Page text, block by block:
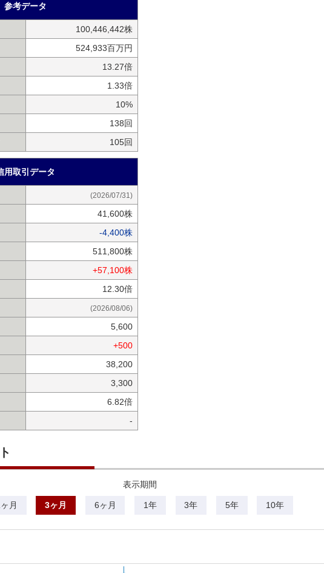
参考データ
100,446,442株
524,933百万円
13.27倍
1.33倍
10%
138回
105回
用取引データ
(2026/07/31)
41,600株
-4,400株
511,800株
+57,100株
12.30倍
(2026/08/06)
5,600
+500
38,200
3,300
6.82倍
-
表示期間
月 3ヶ月 6ヶ月 1年 3年 5年 10年